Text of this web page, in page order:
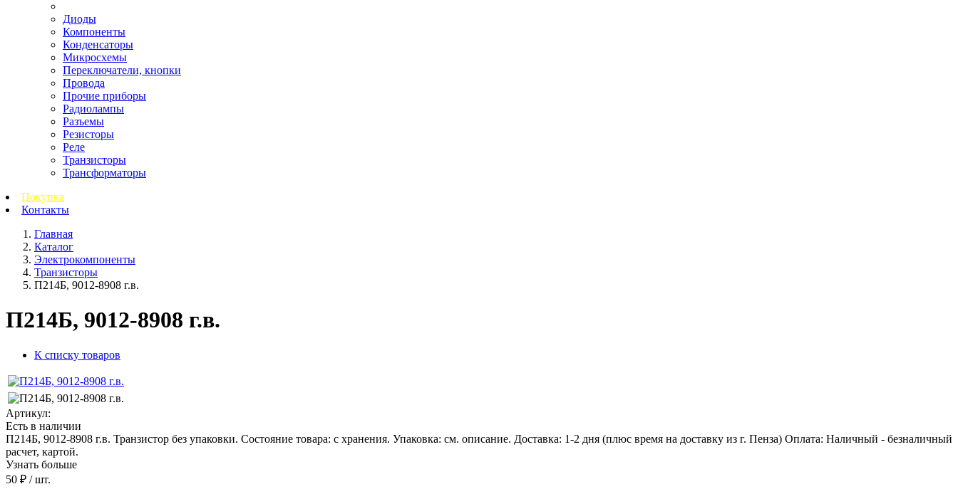
Диоды
Компоненты
Конденсаторы
Микросхемы
Переключатели, кнопки
Провода
Прочие приборы
Радиолампы
Разъемы
Резисторы
Реле
Транзисторы
Трансформаторы
Покупка
Контакты
Главная
Каталог
Электрокомпоненты
Транзисторы
П214Б, 9012-8908 г.в.
П214Б, 9012-8908 г.в.
К списку товаров
Артикул:
Есть в наличии
П214Б, 9012-8908 г.в. Транзистор без упаковки. Состояние товара: с хранения. Упаковка: см. описание. Доставка: 1-2 дня (плюс время на доставку из г. Пенза) Оплата: Наличный - безналичный
расчет, картой.
Узнать больше
50 ₽ / шт.